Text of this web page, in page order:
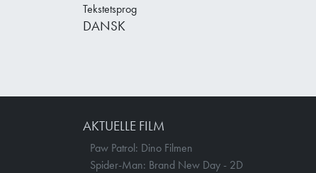
Tekstetsprog
DANSK
AKTUELLE FILM
Paw Patrol: Dino Filmen
Spider-Man: Brand New Day - 2D